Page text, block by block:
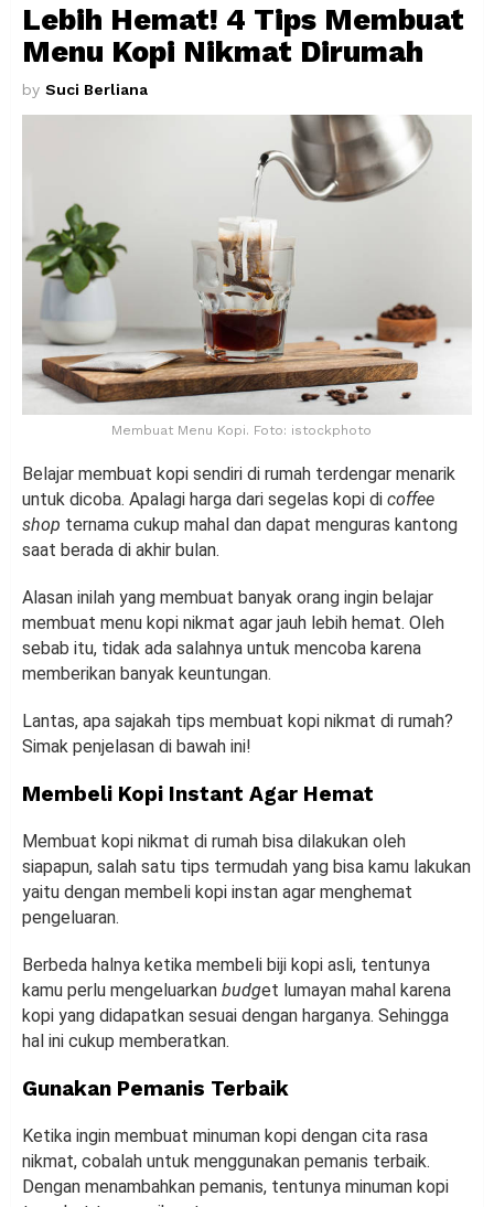
Lebih Hemat! 4 Tips Membuat
Menu Kopi Nikmat Dirumah
by Suci Berliana
Membuat Menu Kopi. Foto: istockphoto
Belajar membuat kopi sendiri di rumah terdengar menarik
untuk dicoba. Apalagi harga dari segelas kopi di coffee
shop ternama cukup mahal dan dapat menguras kantong
saat berada di akhir bulan.
Alasan inilah yang membuat banyak orang ingin belajar
membuat menu kopi nikmat agar jauh lebih hemat. Oleh
sebab itu, tidak ada salahnya untuk mencoba karena
memberikan banyak keuntungan.
Lantas, apa sajakah tips membuat kopi nikmat di rumah?
Simak penjelasan di bawah ini!
Membeli Kopi Instant Agar Hemat
Membuat kopi nikmat di rumah bisa dilakukan oleh
siapapun, salah satu tips termudah yang bisa kamu lakukan
yaitu dengan membeli kopi instan agar menghemat
pengeluaran.
Berbeda halnya ketika membeli biji kopi asli, tentunya
kamu perlu mengeluarkan budget lumayan mahal karena
kopi yang didapatkan sesuai dengan harganya. Sehingga
hal ini cukup memberatkan.
Gunakan Pemanis Terbaik
Ketika ingin membuat minuman kopi dengan cita rasa
nikmat, cobalah untuk menggunakan pemanis terbaik.
Dengan menambahkan pemanis, tentunya minuman kopi